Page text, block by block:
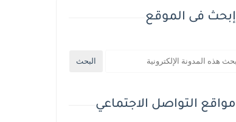
إبحث فى الموقع
مواقع التواصل الاجتماعي